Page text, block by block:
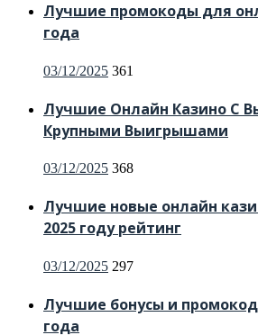
Лучшие промокоды для
года
Posted
03/12/2025 361
Лучшие Онлайн Казино С
Крупными Выигрышами
Posted
03/12/2025 368
Лучшие новые онлайн
2025 году рейтинг
Posted
03/12/2025 297
Лучшие бонусы и
года